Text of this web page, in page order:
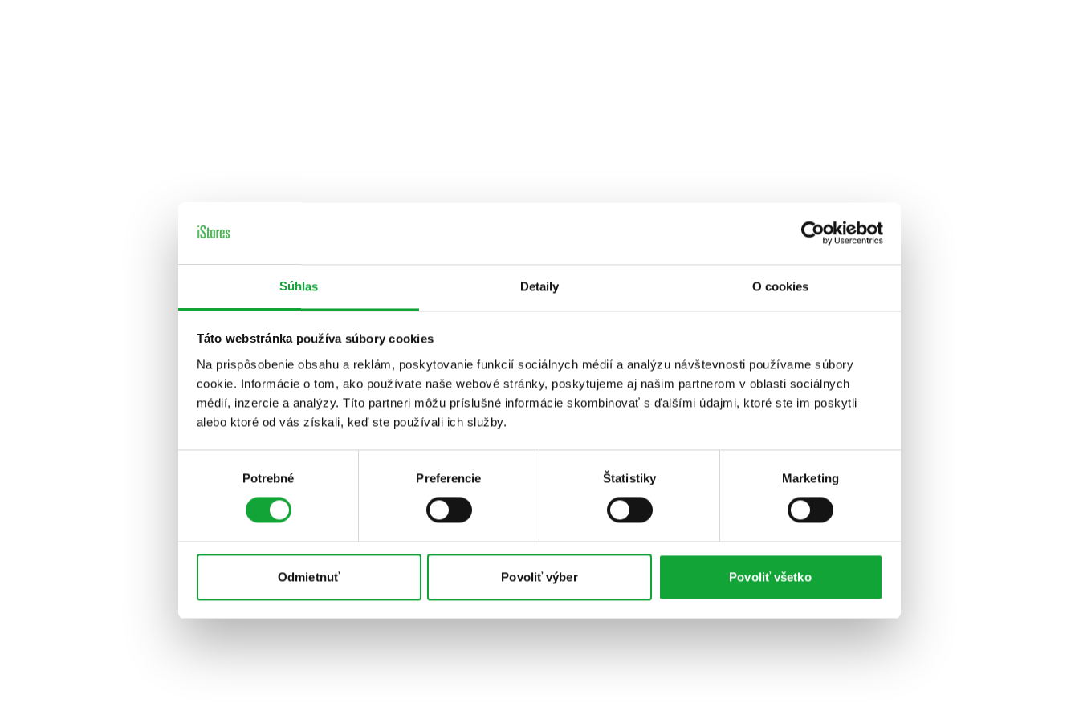
Súhlas Detaily O cookies
Táto webstránka používa súbory cookies
Na prispôsobenie obsahu a reklám, poskytovanie funkcií sociálnych médií a analýzu návštevnosti používame súbory
cookie. Informácie o tom, ako používate naše webové stránky, poskytujeme aj našim partnerom v oblasti sociálnych
médií, inzercie a analýzy. Títo partneri môžu príslušné informácie skombinovať s ďalšími údajmi, ktoré ste im poskytli
alebo ktoré od vás získali, keď ste používali ich služby.
Potrebné Preferencie Štatistiky Marketing
Odmietnuť Povoliť výber Povoliť všetko